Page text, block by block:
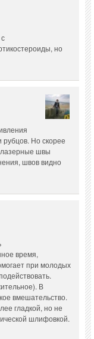
но
рубцов. Но скорее
лазерные швы
швов видно
время,
при молодых
В
вмешательство.
гладкой, но не
шлифовкой.